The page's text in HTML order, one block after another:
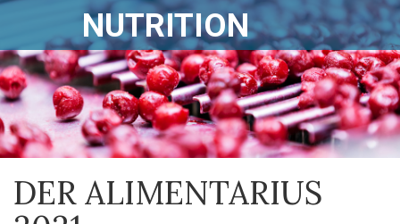
NUTRITION
DER ALIMENTARIUS